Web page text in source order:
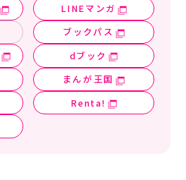
LINEマンガ
ブックパス
dブック
まんが王国
Renta!